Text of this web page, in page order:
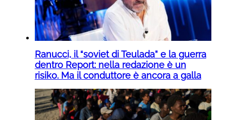
Ranucci, il “soviet di Teulada” e la guerra
dentro Report: nella redazione è un
risiko. Ma il conduttore è ancora a galla